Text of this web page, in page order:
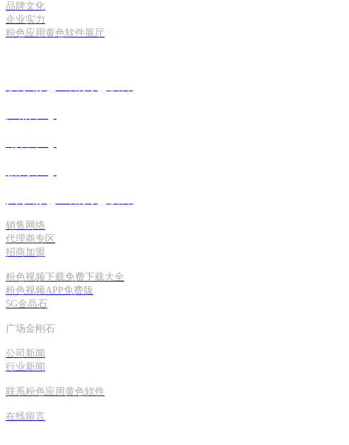
品牌文化
企业实力
粉色应用黄色软件展厅
销售网络
代理商专区
招商加盟
粉色视频下载免费下载大全
粉色视频APP免费版
5G金晶石
广场金刚石
公司新闻
行业新闻
联系粉色应用黄色软件
在线留言